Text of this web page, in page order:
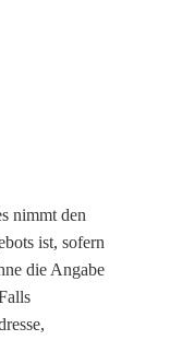
nimmt den
ist, sofern
die Angabe